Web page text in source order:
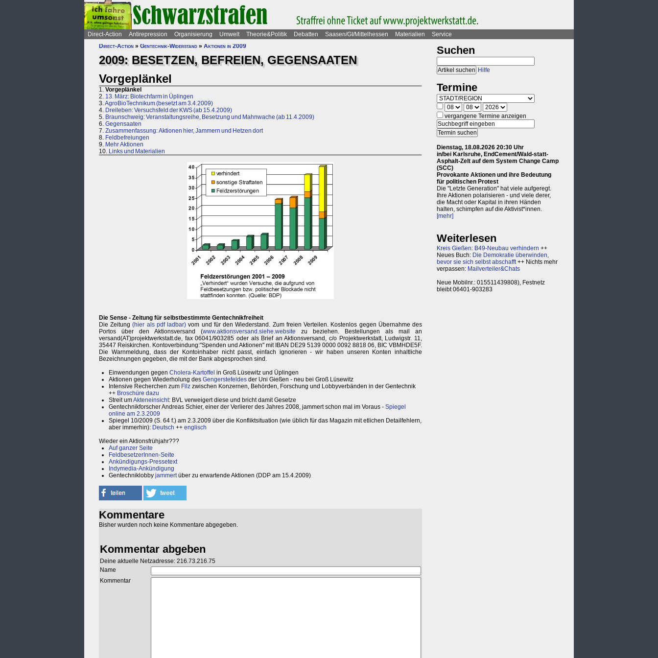
Direct-Action Antirepression Organisierung Umwelt Theorie&Politik Debatten Saasen/GI/Mittelhessen Materialien
Service
Direct-Action » Gentechnik-Widerstand » Aktionen in 2009
2009: BESETZEN, BEFREIEN, GEGENSAATEN
Vorgeplänkel
1. Vorgeplänkel
2. 13. März: Biotechfarm in Üplingen
3.AgroBioTechnikum (besetzt am 3.4.2009)
4. Dreileben: Versuchsfeld der KWS (ab 15.4.2009)
5. Braunschweig: Veranstaltungsreihe, Besetzung und Mahnwache (ab 11.4.2009)
6. Gegensaaten
7. Zusammenfassung: Aktionen hier, Jammern und Hetzen dort
8. Feldbefreiungen
9. Mehr Aktionen
10. Links und Materialien
Die Sense - Zeitung für selbstbestimmte Gentechnikfreiheit
Die Zeitung(hier als pdf ladbar) vom und für den Wiederstand. Zum freien Verteilen. Kostenlos gegen Übernahme des
Portos über den Aktionsversand (www.aktionsversand.siehe.website zu beziehen. Bestellungen als mail an
versand(AT)projektwerkstatt.de, fax 06041/903285 oder als Brief an Aktionsversand, c/o Projektwerkstatt, Ludwigstr. 11,
35447 Reiskirchen. Kontoverbindung:"Spenden und Aktionen" mit IBAN DE29 5139 0000 0092 8818 06, BIC VBMHDE5F.
Die Warnmeldung, dass der Kontoinhaber nicht passt, einfach ignorieren - wir haben unseren Konten inhaltliche
Bezeichnungen gegeben, die mit der Bank abgesprochen sind.
Einwendungen gegen Cholera-Kartoffel in Groß Lüsewitz und Üplingen
Aktionen gegen Wiederholung des Gengerstefeldes der Uni Gießen - neu bei Groß Lüsewitz
Intensive Recherchen zum Filz zwischen Konzernen, Behörden, Forschung und Lobbyverbänden in der Gentechnik
++ Broschüre dazu
Streit umAkteneinsicht: BVL verweigert diese und bricht damit Gesetze
Gentechnikforscher Andreas Schier, einer der Verlierer des Jahres 2008, jammert schon mal im Voraus - Spiegel
online am 2.3.2009
Spiegel 10/2009 (S. 64 f.) am 2.3.2009 über die Konfliktsituation (wie üblich für das Magazin mit etlichen Detailfehlern,
aber immerhin): Deutsch ++ englisch
Wieder ein Aktionsfrühjahr???
Auf ganzer Seite
FeldbesetzerInnen-Seite
Ankündigungs-Pressetext
Indymedia-Ankündigung
Gentechniklobby jammertüber zu erwartende Aktionen (DDP am 15.4.2009)
Kommentare
Bisher wurden noch keine Kommentare abgegeben.
Kommentar abgeben
Deine aktuelle Netzadresse: 216.73.216.75
Name
Kommentar
Suchen
Hilfe
Termine
vergangene Termine anzeigen
Dienstag, 18.08.2026 20:30 Uhr
in/bei Karlsruhe, EndCement/Wald-statt-
Asphalt-Zelt auf dem System Change Camp
(SCC)
Provokante Aktionen und ihre Bedeutung
für politischen Protest
Die "Letzte Generation" hat viele aufgeregt.
Ihre Aktionen polarisieren - und viele derer,
die Macht oder Kapital in ihren Händen
halten, schimpfen auf die Aktivist*innen.
[mehr]
Weiterlesen
Kreis Gießen: B49-Neubau verhindern ++
Neues Buch: Die Demokratie überwinden,
bevor sie sich selbst abschafft++ Nichts mehr
verpassen: Mailverteiler&Chats
Neue Mobilnr.: 015511439808), Festnetz
bleibt 06401-903283